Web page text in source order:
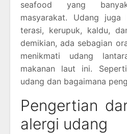
seafood yang
masyarakat. Udang
terasi, kerupuk, kaldu,
demikian, ada sebagian
menikmati udang
makanan laut ini.
udang dan bagaimana
Pengertian
alergi udang